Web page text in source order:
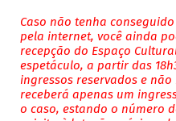
Caso não tenha
pela internet, você ainda
recepção do Espaço
espetáculo, a partir das
ingressos reservados e
receberá apenas um
o caso, estando o número